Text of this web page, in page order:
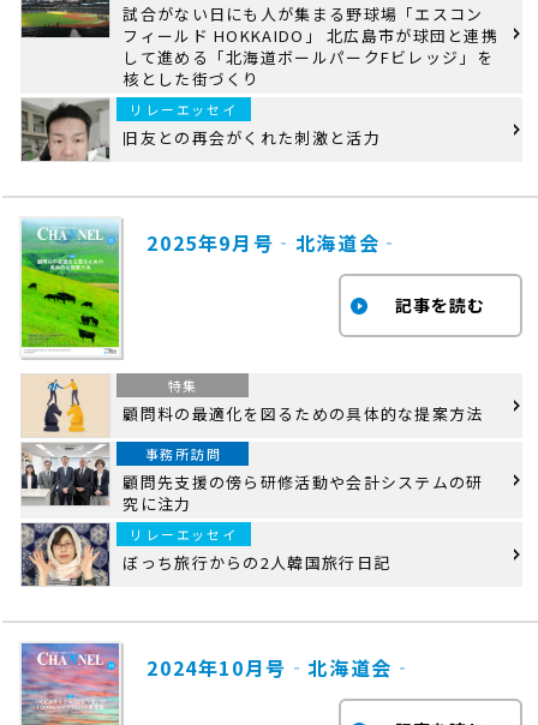
試合がない日にも人が集まる野球場「エスコン
フィールド HOKKAIDO」 北広島市が球団と連携
して進める「北海道ボールパークFビレッジ」を
核とした街づくり
リレーエッセイ
旧友との再会がくれた刺激と活力
2025年9月号‐北海道会‐
特集
顧問料の最適化を図るための具体的な提案方法
事務所訪問
顧問先支援の傍ら研修活動や会計システムの研
究に注力
リレーエッセイ
ぼっち旅行からの2人韓国旅行日記
2024年10月号‐北海道会‐